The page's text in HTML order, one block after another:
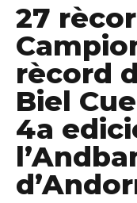
C/ Narciso Yepes s/n
27
rècord
Biel
4a